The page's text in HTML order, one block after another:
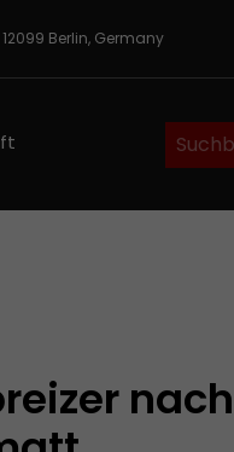
Berlin, Germany